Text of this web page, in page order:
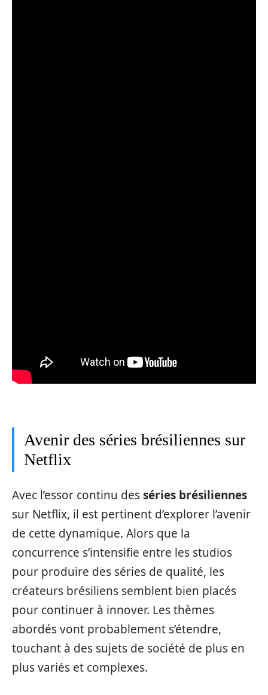
Avenir des séries brésiliennes sur
Netflix
Avec l’essor continu desséries brésiliennes
sur Netflix, il est pertinent d’explorer l’avenir
de cette dynamique. Alors que la
concurrence s’intensifie entre les studios
pour produire des séries de qualité, les
créateurs brésiliens semblent bien placés
pour continuer à innover. Les thèmes
abordés vont probablement s’étendre,
touchant à des sujets de société de plus en
plus variés et complexes.